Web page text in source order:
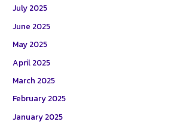
July 2025
June 2025
May 2025
April 2025
March 2025
February 2025
January 2025